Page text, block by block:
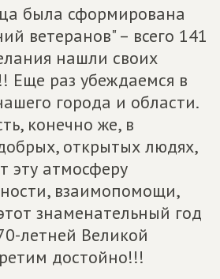
была сформирована
ветеранов" – всего 141
нашли своих
Еще раз убеждаемся в
города и области.
конечно же, в
открытых людях,
эту атмосферу
взаимопомощи,
знаменательный год
летней Великой
достойно!!!